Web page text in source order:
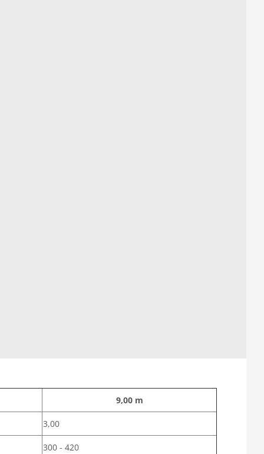
9,00 m
3,00
300 - 420